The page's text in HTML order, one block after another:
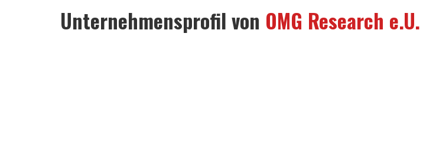
Unternehmensprofil von OMG Research e.U.